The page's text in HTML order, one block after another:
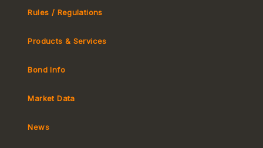
Rules / Regulations
Market Convention
Products & Services
Bond Info
Market Data
Yield Curve
News